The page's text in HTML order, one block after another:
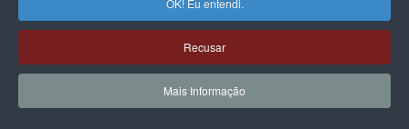
OK! Eu entendi.
Recusar
Mais Informação